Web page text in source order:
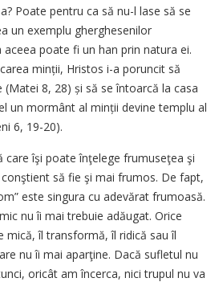
Poate pentru ca să nu-l lase să se
un exemplu gherghesenilor
aceea poate fi un han prin natura ei.
minții, Hristos i-a poruncit să
8, 28) și să se întoarcă la casa
un mormânt al minții devine templu al
6, 19-20).
care îşi poate înţelege frumuseţea şi
să fie şi mai frumos. De fapt,
este singura cu adevărat frumoasă.
nu îi mai trebuie adăugat. Orice
mică, îl transformă, îl ridică sau îl
nu îi mai aparţine. Dacă sufletul nu
oricât am încerca, nici trupul nu va